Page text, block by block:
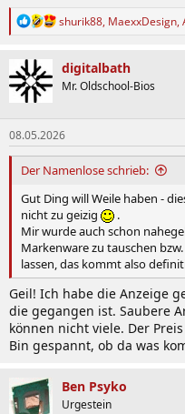
R
k
n
e
n
:
shurik88, MaexxDesign,
digitalbath
Mr. Oldschool-Bios
08.05.2026
Der Namenlose schrieb:
Gut Ding will Weile haben -
nicht zu geizig
.
Mir wurde auch schon
Markenware zu tauschen
lassen, das kommt also
Geil! Ich habe die Anzeige
die gegangen ist. Saubere
können nicht viele. Der
Bin gespannt, ob da was
Ben Psyko
Urgestein